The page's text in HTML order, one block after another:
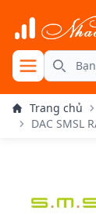
Search
menu
Trang chủ
DAC SMSL